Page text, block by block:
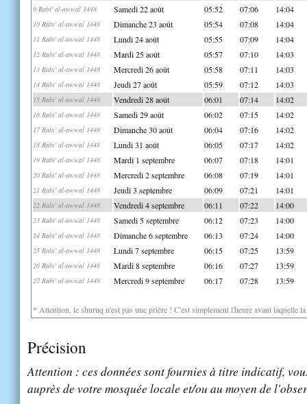
9 Rabi' al-awwal 1448 Samedi 22 août 05:52 07:06 14:04
10 Rabi' al-awwal 1448 Dimanche 23 août 05:54 07:08 14:04
11 Rabi' al-awwal 1448 Lundi 24 août 05:55 07:09 14:04
12 Rabi' al-awwal 1448 Mardi 25 août 05:57 07:10 14:03
13 Rabi' al-awwal 1448 Mercredi 26 août 05:58 07:11 14:03
14 Rabi' al-awwal 1448 Jeudi 27 août 05:59 07:12 14:03
15 Rabi' al-awwal 1448 Vendredi 28 août 06:01 07:14 14:02
16 Rabi' al-awwal 1448 Samedi 29 août 06:02 07:15 14:02
17 Rabi' al-awwal 1448 Dimanche 30 août 06:04 07:16 14:02
18 Rabi' al-awwal 1448 Lundi 31 août 06:05 07:17 14:02
19 Rabi' al-awwal 1448 Mardi 1 septembre 06:07 07:18 14:01
20 Rabi' al-awwal 1448 Mercredi 2 septembre 06:08 07:19 14:01
21 Rabi' al-awwal 1448 Jeudi 3 septembre 06:09 07:21 14:01
22 Rabi' al-awwal 1448 Vendredi 4 septembre 06:11 07:22 14:00
23 Rabi' al-awwal 1448 Samedi 5 septembre 06:12 07:23 14:00
24 Rabi' al-awwal 1448 Dimanche 6 septembre 06:13 07:24 14:00
25 Rabi' al-awwal 1448 Lundi 7 septembre 06:15 07:25 13:59
26 Rabi' al-awwal 1448 Mardi 8 septembre 06:16 07:27 13:59
27 Rabi' al-awwal 1448 Mercredi 9 septembre 06:17 07:28 13:59
* Attention, le shuruq n'est pas une prière ! C'est simplement l'heure avant laquelle
Précision
Attention : ces données sont fournies à titre indicatif,
auprès de votre mosquée locale et/ou au moyen de